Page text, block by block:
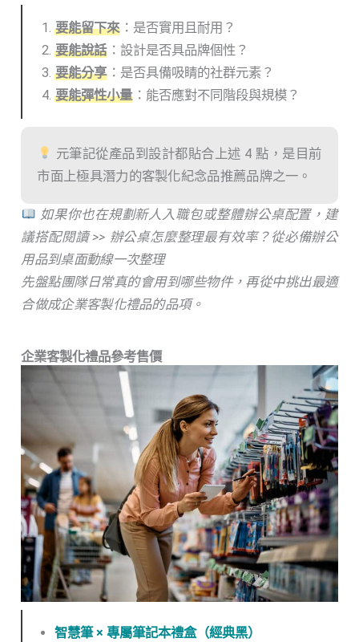
要能留下來 ：是否實用且耐用？
要能說話 ：設計是否具品牌個性？
要能分享 ：是否具備吸睛的社群元素？
要能彈性小量 ：能否應對不同階段與規模？
元筆記從產品到設計都貼合上述 4 點，是目前
市面上極具潛力的客製化紀念品推薦品牌之一。
如果你也在規劃新人入職包或整體辦公桌配置，建
議搭配閱讀 >> 辦公桌怎麼整理最有效率？從必備辦公
用品到桌面動線一次整理
先盤點團隊日常真的會用到哪些物件，再從中挑出最適
合做成企業客製化禮品的品項。
企業客製化禮品參考售價
智慧筆 × 專屬筆記本禮盒（經典黑）